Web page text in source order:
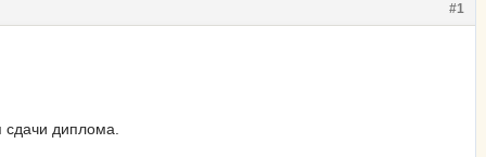
#1
диплома.